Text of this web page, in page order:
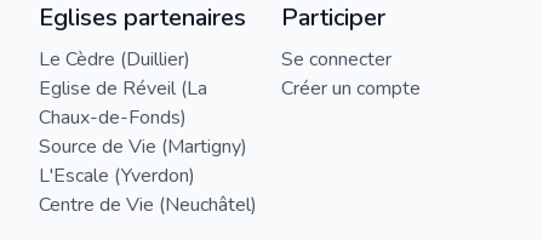
Eglises partenaires
Le Cèdre (Duillier)
Eglise de Réveil (La
Chaux-de-Fonds)
Source de Vie (Martigny)
L'Escale (Yverdon)
Centre de Vie (Neuchâtel)
Participer
Se connecter
Créer un compte